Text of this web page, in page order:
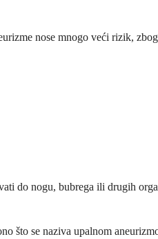
nose mnogo veći rizik,
do nogu, bubrega ili drugih
što se naziva upalnom